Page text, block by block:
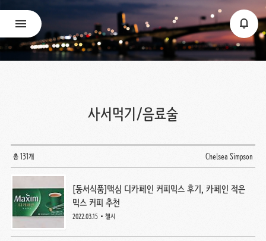
사서먹기/음료술
총 131개 Chelsea Simpson
[동서식품]맥심 디카페인 커피믹스 후기, 카페인 적은
믹스 커피 추천
2022.03.15 첼시